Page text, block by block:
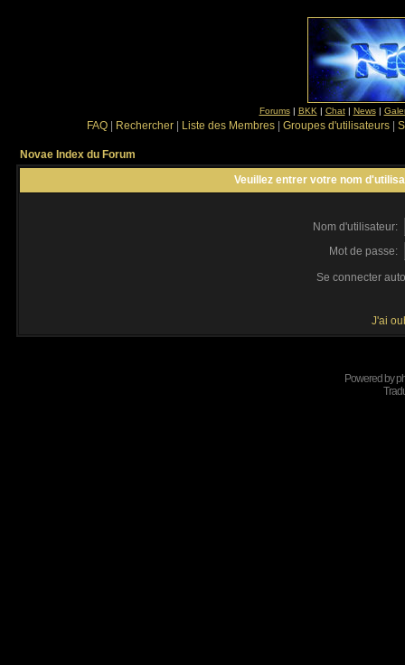
Forums| BKK | Chat| News|
FAQ Rechercher Liste des Membres Groupes d'utilisateurs
Novae Index du Forum
Veuillez entrer votre nom
Nom d'utilisateur:
Mot de passe:
Se connecter
J'ai
Powered by